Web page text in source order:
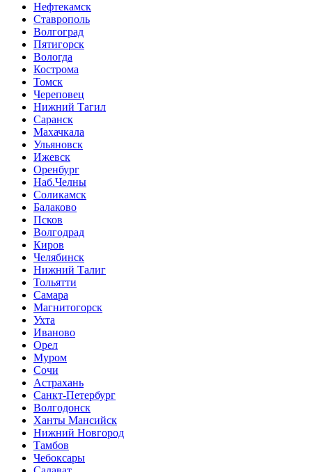
Нефтекамск
Ставрополь
Волгоград
Пятигорск
Вологда
Кострома
Томск
Череповец
Нижний Тагил
Саранск
Махачкала
Ульяновск
Ижевск
Оренбург
Наб.Челны
Соликамск
Балаково
Псков
Волгодрад
Киров
Челябинск
Нижний Талиг
Тольятти
Самара
Магнитогорск
Ухта
Иваново
Орел
Муром
Сочи
Астрахань
Санкт-Петербург
Волгодонск
Ханты Мансийск
Нижний Новгород
Тамбов
Чебоксары